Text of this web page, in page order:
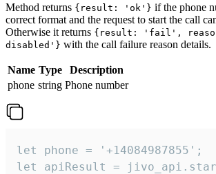
Method returns {result: 'ok'} if the phone
correct format and the request to start the call
Otherwise it returns {result: 'fail',
disabled'} with the call failure reason details.
Name Type
Description
phone string Phone number
let phone = '+14084987855';
let apiResult =